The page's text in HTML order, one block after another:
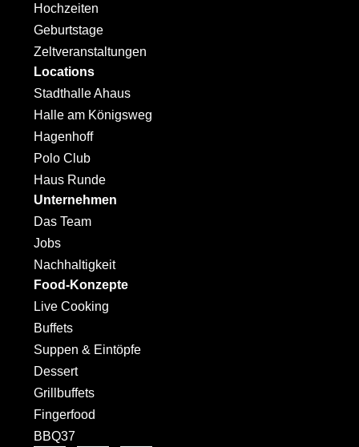
Hochzeiten
Geburtstage
Zeltveranstaltungen
Locations
Stadthalle Ahaus
Halle am Königsweg
Hagenhoff
Polo Club
Haus Runde
Unternehmen
Das Team
Jobs
Nachhaltigkeit
Food-Konzepte
Live Cooking
Buffets
Suppen & Eintöpfe
Dessert
Grillbuffets
Fingerfood
BBQ37